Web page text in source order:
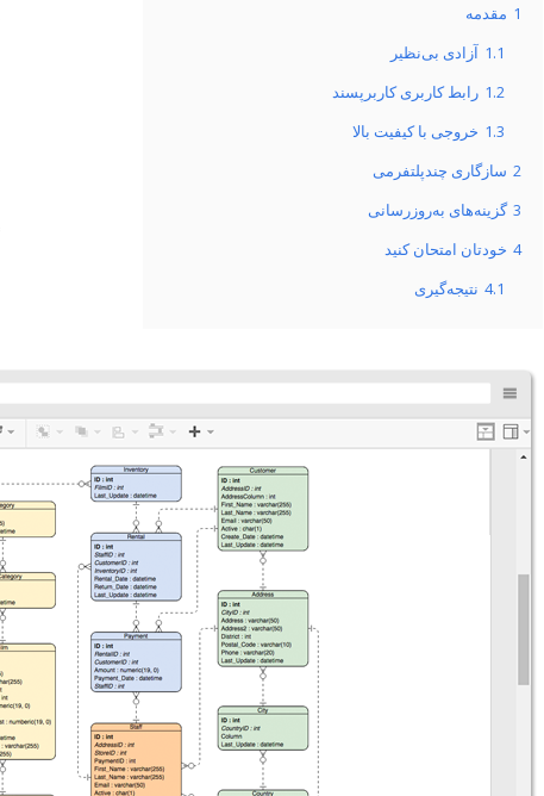
1 مقدمه
1.1 آزادی بی‌نظیر
1.2 رابط کاربری کاربرپسند
1.3 خروجی با کیفیت بالا
2 سازگاری چندپلتفرمی
3 گزینه‌های به‌روزرسانی
4 خودتان امتحان کنید
4.1 نتیجه‌گیری